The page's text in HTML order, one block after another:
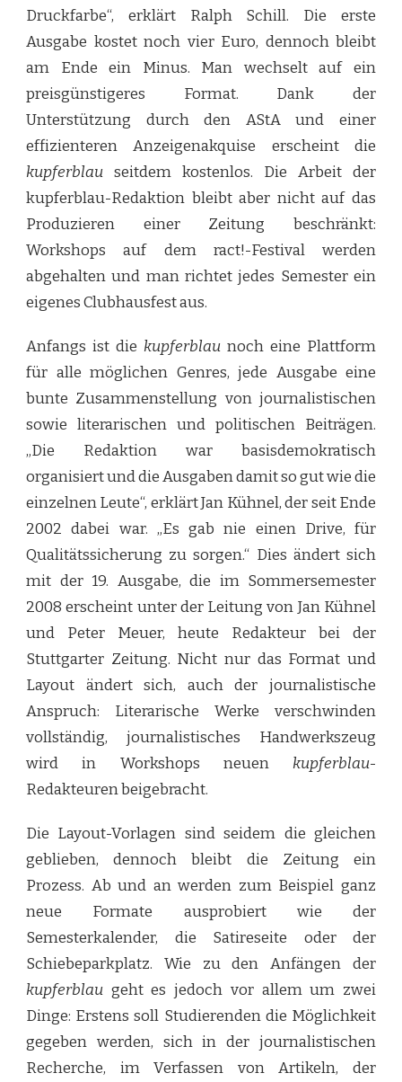
Druckfarbe“, erklärt Ralph Schill. Die erste
Ausgabe kostet noch vier Euro, dennoch bleibt
am Ende ein Minus. Man wechselt auf ein
preisgünstigeres Format. Dank der
Unterstützung durch den AStA und einer
effizienteren Anzeigenakquise erscheint die
kupferblau seitdem kostenlos. Die Arbeit der
kupferblau-Redaktion bleibt aber nicht auf das
Produzieren einer Zeitung beschränkt:
Workshops auf dem ract!-Festival werden
abgehalten und man richtet jedes Semester ein
eigenes Clubhausfest aus.
Anfangs ist die kupferblau noch eine Plattform
für alle möglichen Genres, jede Ausgabe eine
bunte Zusammenstellung von journalistischen
sowie literarischen und politischen Beiträgen.
„Die Redaktion war basisdemokratisch
organisiert und die Ausgaben damit so gut wie die
einzelnen Leute“, erklärt Jan Kühnel, der seit Ende
2002 dabei war. „Es gab nie einen Drive, für
Qualitätssicherung zu sorgen.“ Dies ändert sich
mit der 19. Ausgabe, die im Sommersemester
2008 erscheint unter der Leitung von Jan Kühnel
und Peter Meuer, heute Redakteur bei der
Stuttgarter Zeitung. Nicht nur das Format und
Layout ändert sich, auch der journalistische
Anspruch: Literarische Werke verschwinden
vollständig, journalistisches Handwerkszeug
wird in Workshops neuen kupferblau-
Redakteuren beigebracht.
Die Layout-Vorlagen sind seidem die gleichen
geblieben, dennoch bleibt die Zeitung ein
Prozess. Ab und an werden zum Beispiel ganz
neue Formate ausprobiert wie der
Semesterkalender, die Satireseite oder der
Schiebeparkplatz. Wie zu den Anfängen der
kupferblau geht es jedoch vor allem um zwei
Dinge: Erstens soll Studierenden die Möglichkeit
gegeben werden, sich in der journalistischen
Recherche, im Verfassen von Artikeln, der